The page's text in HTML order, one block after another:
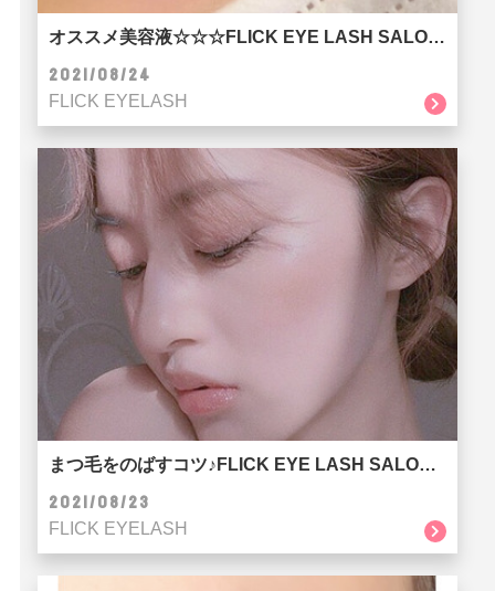
オススメ美容液☆☆☆FLICK EYE LASH SALON 京都河原町店
2021/08/24
FLICK EYELASH
まつ毛をのばすコツ♪FLICK EYE LASH SALON京都河原町店
2021/08/23
FLICK EYELASH